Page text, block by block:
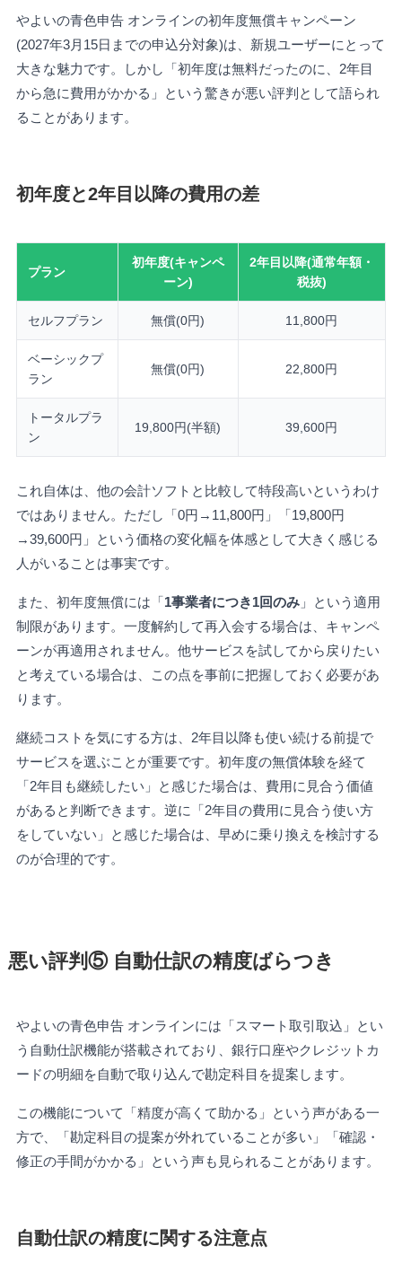
やよいの青色申告 オンラインの初年度無償キャンペーン
(2027年3月15日までの申込分対象)は、新規ユーザーにとって
大きな魅力です。しかし「初年度は無料だったのに、2年目
から急に費用がかかる」という驚きが悪い評判として語られ
ることがあります。
初年度と2年目以降の費用の差
プラン
初年度(キャンペ
ーン)
2年目以降(通常年額・
税抜)
セルフプラン 無償(0円) 11,800円
ベーシックプ
ラン
無償(0円) 22,800円
トータルプラ
ン
19,800円(半額) 39,600円
これ自体は、他の会計ソフトと比較して特段高いというわけ
ではありません。ただし「0円→11,800円」「19,800円
→39,600円」という価格の変化幅を体感として大きく感じる
人がいることは事実です。
また、初年度無償には「1事業者につき1回のみ」という適用
制限があります。一度解約して再入会する場合は、キャンペ
ーンが再適用されません。他サービスを試してから戻りたい
と考えている場合は、この点を事前に把握しておく必要があ
ります。
継続コストを気にする方は、2年目以降も使い続ける前提で
サービスを選ぶことが重要です。初年度の無償体験を経て
「2年目も継続したい」と感じた場合は、費用に見合う価値
があると判断できます。逆に「2年目の費用に見合う使い方
をしていない」と感じた場合は、早めに乗り換えを検討する
のが合理的です。
悪い評判⑤ 自動仕訳の精度ばらつき
やよいの青色申告 オンラインには「スマート取引取込」とい
う自動仕訳機能が搭載されており、銀行口座やクレジットカ
ードの明細を自動で取り込んで勘定科目を提案します。
この機能について「精度が高くて助かる」という声がある一
方で、「勘定科目の提案が外れていることが多い」「確認・
修正の手間がかかる」という声も見られることがあります。
自動仕訳の精度に関する注意点